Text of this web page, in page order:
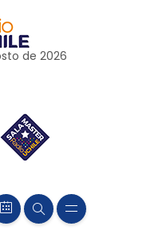
de 2026